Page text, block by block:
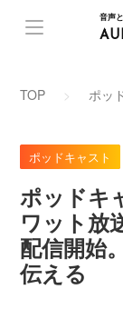
音声
TOP ポッ
ポッドキャスト
ポッドキ
ワット放
配信開始
伝える